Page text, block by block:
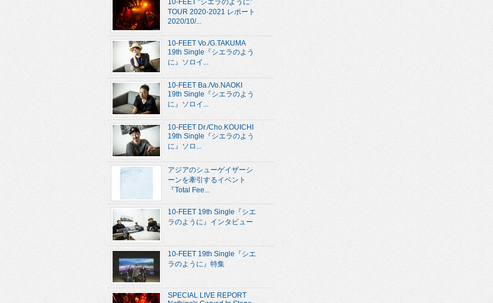
10-FEET “シエラのように”
TOUR 2020-2021 レポート
2020/10/...
10-FEET Vo./G.TAKUMA
19th Single『シエラのよう
に』ソロイ...
10-FEET Ba./Vo.NAOKI
19th Single『シエラのよう
に』ソロイ...
10-FEET Dr./Cho.KOUICHI
19th Single『シエラのよう
に』ソロ...
アジアのシューゲイザーシ
ーンを牽引するイベント
『Total Fee...
10-FEET 19th Single『シエ
ラのように』インタビュー
10-FEET 19th Single『シエ
ラのように』特集
SPECIAL LIVE REPORT